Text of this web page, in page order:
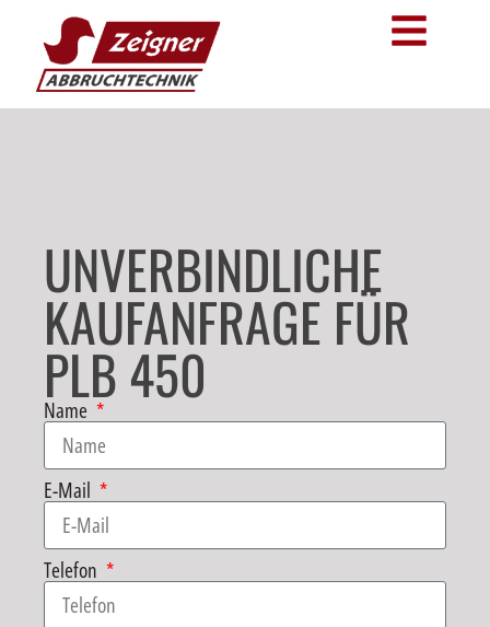
UNVERBINDLICHE
KAUFANFRAGE FÜR
PLB 450
Name
E-Mail
Telefon